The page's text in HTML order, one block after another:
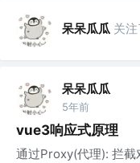
呆呆瓜瓜 关注
呆呆瓜瓜
5年前
vue3响应式原理
通过Proxy(代理): 拦